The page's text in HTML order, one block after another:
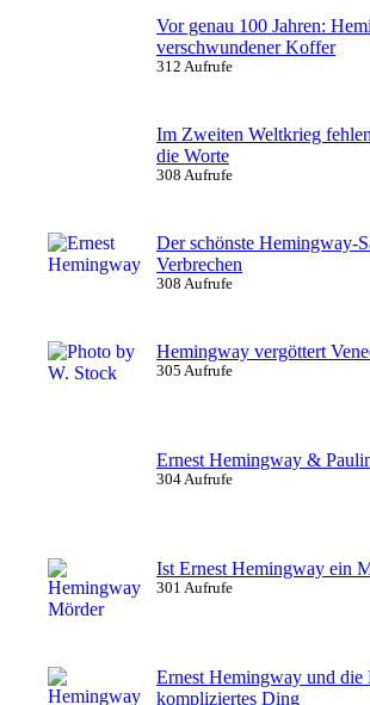
Vor genau 100 Jahren:
verschwundener Koffer
312 Aufrufe
Im Zweiten Weltkrieg
die Worte
308 Aufrufe
Der schönste Hemingway-
Verbrechen
308 Aufrufe
Hemingway vergöttert
305 Aufrufe
Ernest Hemingway &
304 Aufrufe
Ist Ernest Hemingway ein
301 Aufrufe
Ernest Hemingway und die
kompliziertes Ding